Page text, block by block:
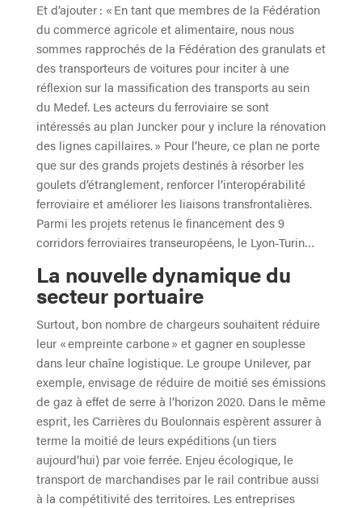
Et d’ajouter : « En tant que membres de la Fédération
du commerce agricole et alimentaire, nous nous
sommes rapprochés de la Fédération des granulats et
des transporteurs de voitures pour inciter à une
réflexion sur la massification des transports au sein
du Medef. Les acteurs du ferroviaire se sont
intéressés au plan Juncker pour y inclure la rénovation
des lignes capillaires. » Pour l’heure, ce plan ne porte
que sur des grands projets destinés à résorber les
goulets d’étranglement, renforcer l’interopérabilité
ferroviaire et améliorer les liaisons transfrontalières.
Parmi les projets retenus le financement des 9
corridors ferroviaires transeuropéens, le Lyon-Turin…
La nouvelle dynamique du
secteur portuaire
Surtout, bon nombre de chargeurs souhaitent réduire
leur « empreinte carbone » et gagner en souplesse
dans leur chaîne logistique. Le groupe Unilever, par
exemple, envisage de réduire de moitié ses émissions
de gaz à effet de serre à l’horizon 2020. Dans le même
esprit, les Carrières du Boulonnais espèrent assurer à
terme la moitié de leurs expéditions (un tiers
aujourd’hui) par voie ferrée. Enjeu écologique, le
transport de marchandises par le rail contribue aussi
à la compétitivité des territoires. Les entreprises